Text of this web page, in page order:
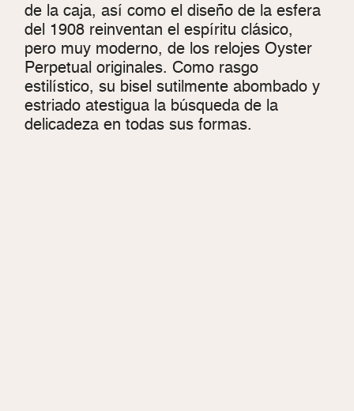
de la caja, así como el diseño de la esfera
del 1908 reinventan el espíritu clásico,
pero muy moderno, de los relojes Oyster
Perpetual originales. Como rasgo
estilístico, su bisel sutilmente abombado y
estriado atestigua la búsqueda de la
delicadeza en todas sus formas.